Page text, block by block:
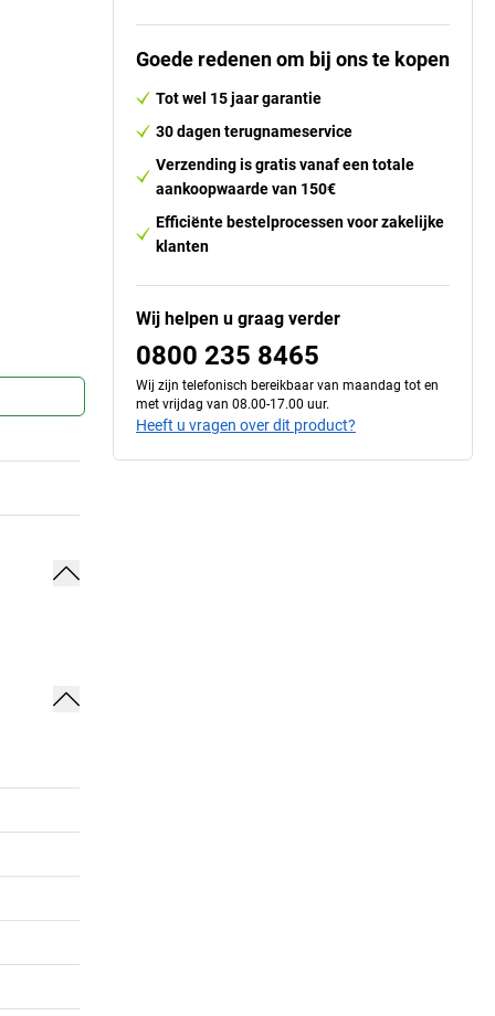
Goede redenen om bij ons te kopen
Tot wel 15 jaar garantie
30 dagen terugnameservice
Verzending is gratis vanaf een totale
aankoopwaarde van 150€
Efficiënte bestelprocessen voor zakelijke
klanten
Wij helpen u graag verder
0800 235 8465
Wij zijn telefonisch bereikbaar van maandag tot en
met vrijdag van 08.00-17.00 uur.
Heeft u vragen over dit product?